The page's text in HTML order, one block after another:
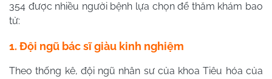
354 được nhiều người bệnh lựa chọn để thăm khám bao
tử:
1. Đội ngũ bác sĩ giàu kinh nghiệm
Theo thống kê, đội ngũ nhân sư của khoa Tiêu hóa của